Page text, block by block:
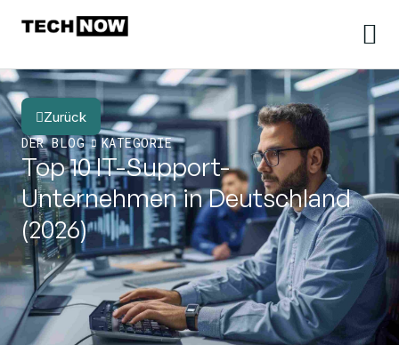
Zurück
DER BLOG
KATEGORIE
Top 10 IT-Support-
Unternehmen in Deutschland
(2026)